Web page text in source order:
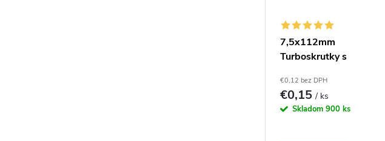
7,5x112mm
Turboskrutky s
TX30
€0,12 bez DPH
€0,15/ ks
Skladom 900 ks